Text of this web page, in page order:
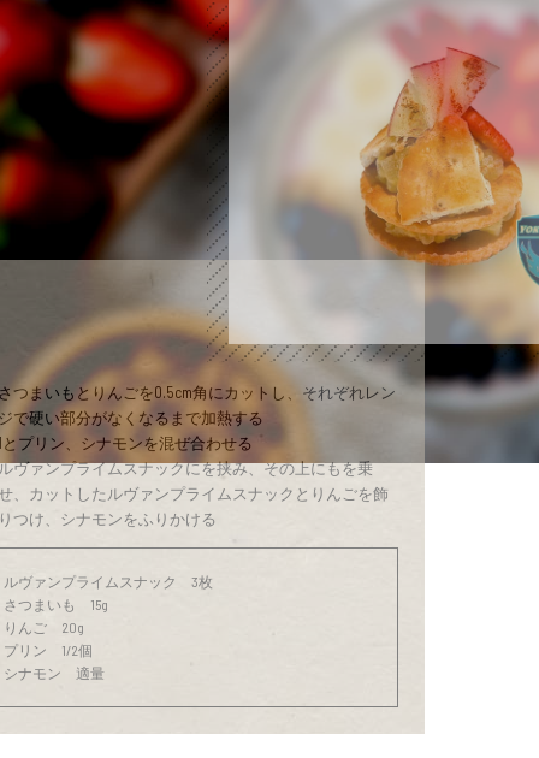
つまいもとりんごを0.5cm角にカットし、それぞれレン
で硬い部分がなくなるまで加熱する
とプリン、シナモンを混ぜ合わせる
ヴァンプライムスナックにを挟み、その上にもを乗
、カットしたルヴァンプライムスナックとりんごを飾
つけ、シナモンをふりかける
ルヴァンプライムスナック 3枚
さつまいも 15g
りんご 20g
プリン 1/2個
シナモン 適量